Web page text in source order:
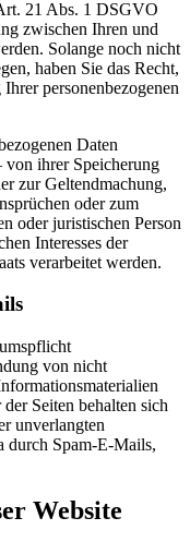
21 Abs. 1 DSGVO
zwischen Ihren und
Solange noch nicht
haben Sie das Recht,
personenbezogenen
Daten
von ihrer Speicherung
zur Geltendmachung,
oder zum
oder juristischen Person
Interesses der
verarbeitet werden.
von nicht
Seiten behalten sich
unverlangten
durch Spam-E-Mails,
Website